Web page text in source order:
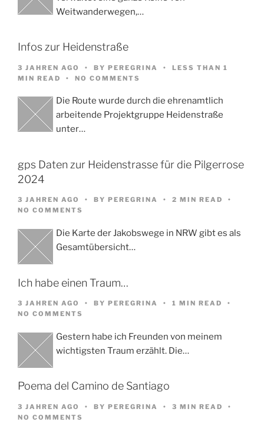
Weitwanderwegen,…
Infos zur Heidenstraße
3 JAHREN AGO BY PEREGRINA
LESS THAN 1
MIN READ
NO COMMENTS
Die Route wurde durch die ehrenamtlich
arbeitende Projektgruppe Heidenstraße
unter…
gps Daten zur Heidenstrasse für die Pilgerrose
2024
3 JAHREN AGO BY PEREGRINA
2 MIN READ
NO COMMENTS
Die Karte der Jakobswege in NRW gibt es als
Gesamtübersicht…
Ich habe einen Traum…
3 JAHREN AGO BY PEREGRINA
1 MIN READ
NO COMMENTS
Gestern habe ich Freunden von meinem
wichtigsten Traum erzählt. Die…
Poema del Camino de Santiago
3 JAHREN AGO BY PEREGRINA
3 MIN READ
NO COMMENTS